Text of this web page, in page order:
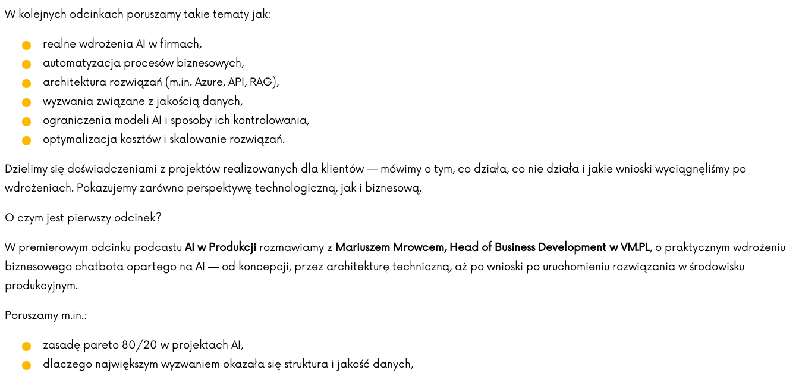
W kolejnych odcinkach poruszamy takie tematy jak:
realne wdrożenia AI w firmach,
automatyzacja procesów biznesowych,
architektura rozwiązań (m.in. Azure, API, RAG),
wyzwania związane z jakością danych,
ograniczenia modeli AI i sposoby ich kontrolowania,
optymalizacja kosztów i skalowanie rozwiązań.
Dzielimy się doświadczeniami z projektów realizowanych dla klientów — mówimy o tym, co działa, co nie działa i jakie wnioski wyciągnęliśmy po
wdrożeniach. Pokazujemy zarówno perspektywę technologiczną, jak i biznesową.
O czym jest pierwszy odcinek?
W premierowym odcinku podcastu AI w Produkcji rozmawiamy z Mariuszem Mrowcem, Head of Business Development w VM.PL, o praktycznym wdrożeniu
biznesowego chatbota opartego na AI — od koncepcji, przez architekturę techniczną, aż po wnioski po uruchomieniu rozwiązania w środowisku
produkcyjnym.
Poruszamy m.in.:
zasadę pareto 80/20 w projektach AI,
dlaczego największym wyzwaniem okazała się struktura i jakość danych,